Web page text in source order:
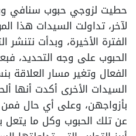
حطيت لزوجي حبوب سنافي
لآخر، تداولت السيدات هذا
الفترة الأخيرة، وبدأت
الحبوب على وجه التحديد،
الفعال وتغير مسار العلاقة
السيدات الأخرى أكدت أنها
بأزواجهن، وعلى أي حال
عن تلك الحبوب وكل ما يتعل